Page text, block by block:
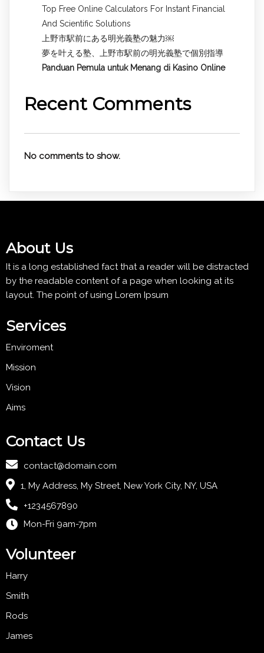
Top Free Online Calculators For Instant Financial
And Scientific Solutions
上野市駅前にある明光義塾の魅力￼
夢を叶える塾、上野市駅前の明光義塾で個別指導
Panduan Pemula untuk Menang di Kasino Online
Recent Comments
No comments to show.
About Us
It is a long established fact that a reader will be distracted
by the readable content of a page when looking at its
layout. The point of using Lorem Ipsum
Services
Enviroment
Mission
Vision
Aims
Contact Us
contact@domain.com
1, My Address, My Street, New York City, NY, USA
+1234567890
Mon-Fri 9am-7pm
Volunteer
Harry
Smith
Rods
James